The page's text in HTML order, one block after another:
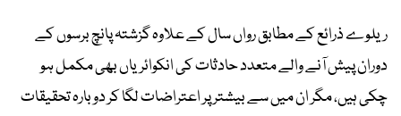
ریلوے ذرائع کے مطابق رواں سال کے علاوہ گزشتہ پانچ برسوں کے
دوران پیش آنے والے متعدد حادثات کی انکوائریاں بھی مکمل ہو
چکی ہیں، مگر ان میں سے بیشتر پر اعتراضات لگا کر دوبارہ تحقیقات